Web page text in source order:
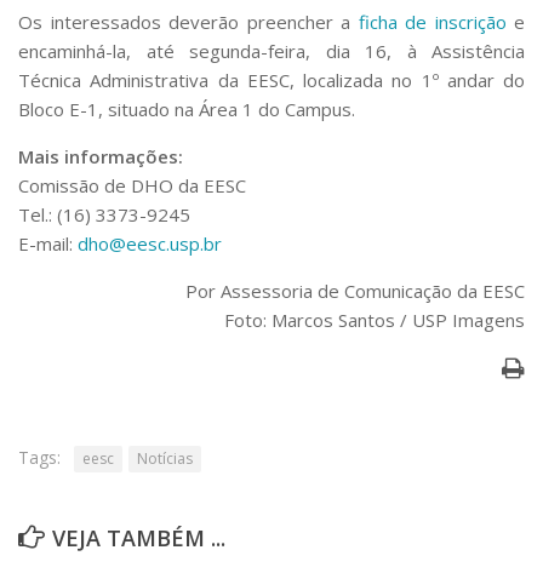
Bibliotecas
Apoio ao Estudante
Segurança, Trânsito e Prevenção
RH, Administrativo e Financeiro
Comunicação
Assessorias e Mídias
Aplicativos e Sites
Jornal da USP
Defesa de Teses
Os interessados deverão preencher a ficha de inscrição e
encaminhá-la, até segunda-feira, dia 16, à Assistência
Técnica Administrativa da EESC, localizada no 1º andar do
Bloco E-1, situado na Área 1 do Campus.
Mais informações:
Comissão de DHO da EESC
Tel.: (16) 3373-9245
E-mail: dho@eesc.usp.br
Por Assessoria de Comunicação da EESC
Foto: Marcos Santos / USP Imagens
Tags: eesc Notícias
VEJA TAMBÉM ...